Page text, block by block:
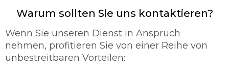
abgeschlossen sein, gehen wir erst einmal
wir Ihnen andernfalls wieder Zugang zu Ihrer
Gebäude verschaffen können. Die letzte
Lösung dafür ist, schließlich die Aufbohrung.
Warum sollten Sie uns kontaktieren?
Wenn Sie unseren Dienst in Anspruch
nehmen, profitieren Sie von einer Reihe von
unbestreitbaren Vorteilen: